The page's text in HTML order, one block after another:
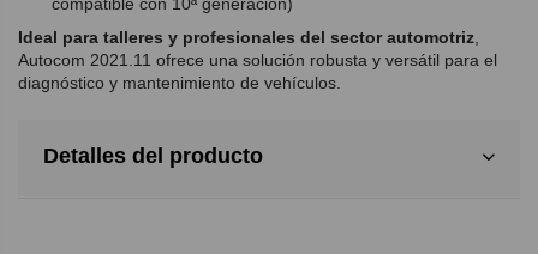
compatible con 10ª generación)
Ideal para talleres y profesionales del sector automotriz
Autocom 2021.11 ofrece una solución robusta y versátil para el
diagnóstico y mantenimiento de vehículos.
Detalles del producto